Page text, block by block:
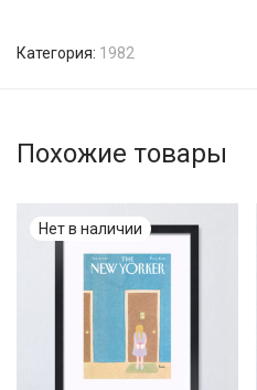
Категория: 1982
Похожие товары